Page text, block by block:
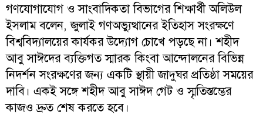
গণযোগাযোগ ও সাংবাদিকতা বিভাগের শিক্ষার্থী অলিউল
ইসলাম বলেন, জুলাই গণঅভ্যুত্থানের ইতিহাস সংরক্ষণে
বিশ্ববিদ্যালয়ের কার্যকর উদ্যোগ চোখে পড়ছে না। শহীদ
আবু সাঈদের ব্যক্তিগত স্মারক কিংবা আন্দোলনের বিভিন্ন
নিদর্শন সংরক্ষণের জন্য একটি স্থায়ী জাদুঘর প্রতিষ্ঠা সময়ের
দাবি। একই সঙ্গে শহীদ আবু সাঈদ গেট ও স্মৃতিস্তম্ভের
কাজও দ্রুত শেষ করতে হবে।